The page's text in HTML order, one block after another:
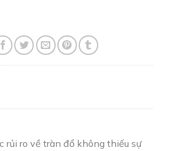
rủi ro về tràn đổ không thiếu sự